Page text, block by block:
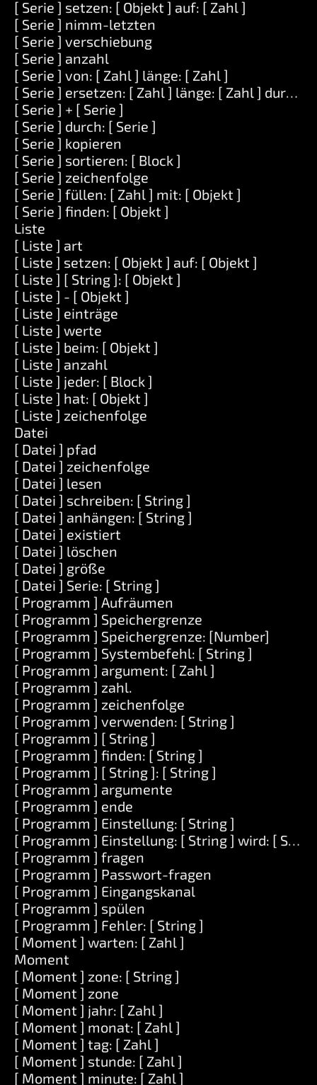
[ Serie ] setzen: [ Objekt ] auf: [ Zahl ]
[ Serie ] nimm-letzten
[ Serie ] verschiebung
[ Serie ] anzahl
[ Serie ] von: [ Zahl ] länge: [ Zahl ]
[ Serie ] ersetzen: [ Zahl ] länge: [ Zahl ] durch: [
[ Serie ] + [ Serie ]
[ Serie ] durch: [ Serie ]
[ Serie ] kopieren
[ Serie ] sortieren: [ Block ]
[ Serie ] zeichenfolge
[ Serie ] füllen: [ Zahl ] mit: [ Objekt ]
[ Serie ] finden: [ Objekt ]
Liste
[ Liste ] art
[ Liste ] setzen: [ Objekt ] auf: [ Objekt ]
[ Liste ] [ String ]: [ Objekt ]
[ Liste ] - [ Objekt ]
[ Liste ] einträge
[ Liste ] werte
[ Liste ] beim: [ Objekt ]
[ Liste ] anzahl
[ Liste ] jeder: [ Block ]
[ Liste ] hat: [ Objekt ]
[ Liste ] zeichenfolge
Datei
[ Datei ] pfad
[ Datei ] zeichenfolge
[ Datei ] lesen
[ Datei ] schreiben: [ String ]
[ Datei ] anhängen: [ String ]
[ Datei ] existiert
[ Datei ] löschen
[ Datei ] größe
[ Datei ] Serie: [ String ]
[ Programm ] Aufräumen
[ Programm ] Speichergrenze
[ Programm ] Speichergrenze: [Number]
[ Programm ] Systembefehl: [ String ]
[ Programm ] argument: [ Zahl ]
[ Programm ] zahl.
[ Programm ] zeichenfolge
[ Programm ] verwenden: [ String ]
[ Programm ] [ String ]
[ Programm ] finden: [ String ]
[ Programm ] [ String ]: [ String ]
[ Programm ] argumente
[ Programm ] ende
[ Programm ] Einstellung: [ String ]
[ Programm ] Einstellung: [ String ] wird: [
[ Programm ] fragen
[ Programm ] Passwort-fragen
[ Programm ] Eingangskanal
[ Programm ] spülen
[ Programm ] Fehler: [ String ]
[ Moment ] warten: [ Zahl ]
Moment
[ Moment ] zone: [ String ]
[ Moment ] zone
[ Moment ] jahr: [ Zahl ]
[ Moment ] monat: [ Zahl ]
[ Moment ] tag: [ Zahl ]
[ Moment ] stunde: [ Zahl ]
[ Moment ] minute: [ Zahl ]